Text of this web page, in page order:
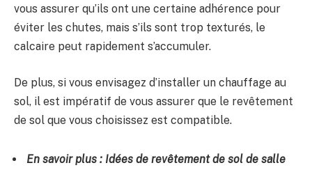
vous assurer qu’ils ont une certaine adhérence pour
éviter les chutes, mais s’ils sont trop texturés, le
calcaire peut rapidement s’accumuler.
De plus, si vous envisagez d’installer un chauffage au
sol, il est impératif de vous assurer que le revêtement
de sol que vous choisissez est compatible.
En savoir plus : Idées de revêtement de sol de salle